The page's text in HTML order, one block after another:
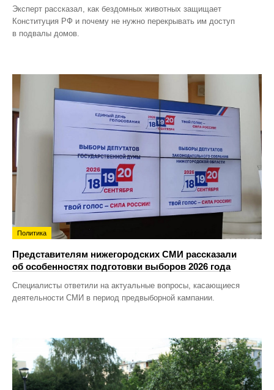
Эксперт рассказал, как бездомных животных защищает
Конституция РФ и почему не нужно перекрывать им доступ
в подвалы домов.
Политика
Представителям нижегородских СМИ рассказали
об особенностях подготовки выборов 2026 года
Специалисты ответили на актуальные вопросы, касающиеся
деятельности СМИ в период предвыборной кампании.